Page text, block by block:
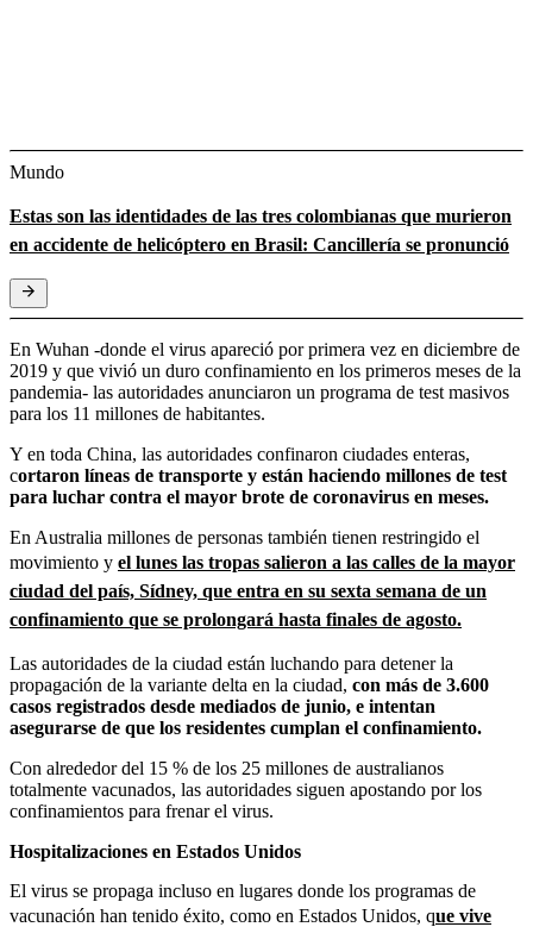
Mundo
Estas son las identidades de las tres colombianas que murieron
en accidente de helicóptero en Brasil: Cancillería se pronunció
En Wuhan -donde el virus apareció por primera vez en diciembre de
2019 y que vivió un duro confinamiento en los primeros meses de la
pandemia- las autoridades anunciaron un programa de test masivos
para los 11 millones de habitantes.
Y en toda China, las autoridades confinaron ciudades enteras,
cortaron líneas de transporte y están haciendo millones de test
para luchar contra el mayor brote de coronavirus en meses.
En Australia millones de personas también tienen restringido el
movimiento y el lunes las tropas salieron a las calles de la mayor
ciudad del país, Sídney, que entra en su sexta semana de un
confinamiento que se prolongará hasta finales de agosto.
Las autoridades de la ciudad están luchando para detener la
propagación de la variante delta en la ciudad, con más de 3.600
casos registrados desde mediados de junio, e intentan
asegurarse de que los residentes cumplan el confinamiento.
Con alrededor del 15 % de los 25 millones de australianos
totalmente vacunados, las autoridades siguen apostando por los
confinamientos para frenar el virus.
Hospitalizaciones en Estados Unidos
El virus se propaga incluso en lugares donde los programas de
vacunación han tenido éxito, como en Estados Unidos, que vive